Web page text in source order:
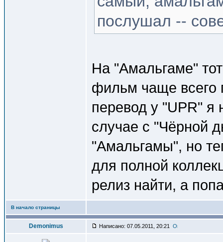
послушал --
На "Амальгаме"
фильм чаще всего
перевод у "UPR"
случае с "Чёрной
"Амальгамы", но
для полной
релиз найти, а
В начало страницы
Demonimus Написано: 07.05.2011, 20:21